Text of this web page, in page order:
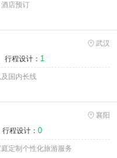
店预订
武汉
行程设计： 1
国内长线
襄阳
行程设计： 0
定制个性化旅游服务